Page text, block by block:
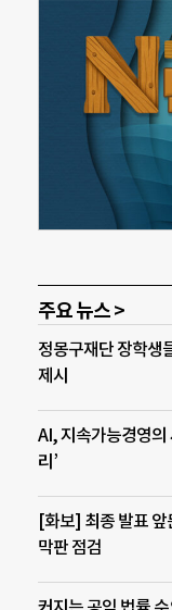
주요 뉴스 >
정몽구재단 장학생
제시
AI, 지속가능경영
리’
[화보] 최종 발표 앞
막판 점검